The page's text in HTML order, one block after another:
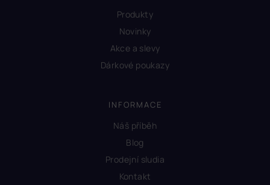
Produkty
Novinky
Akce a slevy
Dárkové poukazy
INFORMACE
Náš příběh
Blog
Prodejní sludia
Kontakt